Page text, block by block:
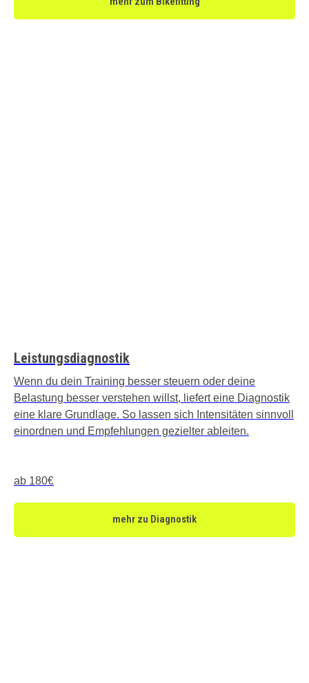
Leistungsdiagnostik
Wenn du dein Training besser steuern oder deine
Belastung besser verstehen willst, liefert eine Diagnostik
eine klare Grundlage. So lassen sich Intensitäten sinnvoll
einordnen und Empfehlungen gezielter ableiten.
ab 180€
mehr zu Diagnostik